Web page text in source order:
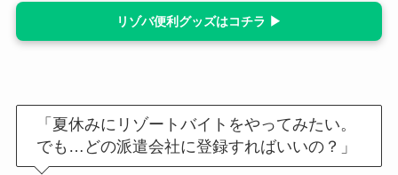
リゾバ便利グッズはコチラ ▶
「夏休みにリゾートバイトをやってみたい。
でも … どの派遣会社に登録すればいいの？」